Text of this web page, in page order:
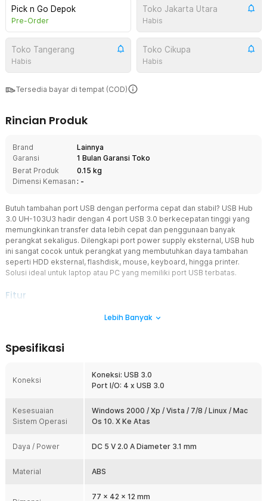
Pick n Go Depok
Pre-Order
Toko Jakarta Utara
Habis
Toko Tangerang
Habis
Toko Cikupa
Habis
Tersedia bayar di tempat (COD)
Rincian Produk
Brand
Lainnya
Garansi
1 Bulan Garansi Toko
Berat Produk
0.15 kg
Dimensi Kemasan : -
Butuh tambahan port USB dengan performa cepat dan stabil? USB Hub
3.0 UH-103U3 hadir dengan 4 port USB 3.0 berkecepatan tinggi yang
memungkinkan transfer data lebih cepat dan penggunaan banyak
perangkat sekaligus. Dilengkapi port power supply eksternal, USB hub
ini sangat cocok untuk perangkat yang membutuhkan daya tambahan
seperti HDD eksternal, flashdisk, mouse, keyboard, hingga printer.
Solusi ideal untuk laptop atau PC yang memiliki port USB terbatas.
Fitur
Transfer Data Super Cepat USB 3.0
besar seperti video, backup data, atau dokumen kerja menjadi jauh
4 USB 3.0 Hub
Menyediakan 4 port USB yang dapat digunakan secara bersamaan.
eksternal tanpa perlu sering mencabut-pasang perangkat. Sangat
membantu untuk laptop modern dengan port terbatas.
Tersedia port DC untuk suplai daya tambahan 5 V 2 A, membantu
besar. Ideal untuk HDD eksternal atau perangkat USB yang sensitif
Lebih Banyak
Spesifikasi
Koneksi
Koneksi: USB 3.0
Port I/O: 4 x USB 3.0
Kesesuaian
Sistem Operasi
Windows 2000 / Xp / Vista / 7/8 / Linux / Mac
Os 10. X Ke Atas
Daya / Power DC 5 V 2.0 A Diameter 3.1 mm
Material ABS
77 x 42 x 12 mm